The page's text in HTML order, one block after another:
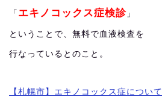
「 エキノコックス症検診 」
ということで、無料で血液検査を
行なっているとのこと。
【札幌市】エキノコックス症について